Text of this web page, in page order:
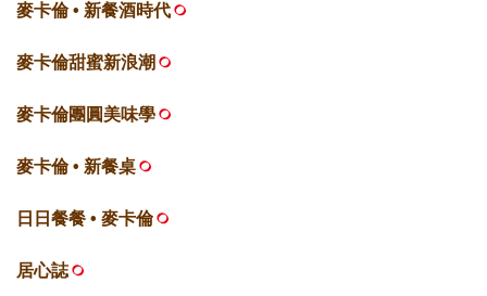
麥卡倫 • 新餐酒時代
麥卡倫甜蜜新浪潮
麥卡倫團圓美味學
麥卡倫 • 新餐桌
日日餐餐 • 麥卡倫
居心誌